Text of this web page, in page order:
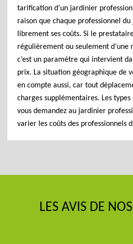
tarification d‘un jardinier
raison que chaque professionnel
librement ses coûts. Si le
régulièrement ou seulement d’une
c’est un paramètre qui intervient
prix. La situation géographique de
en compte aussi, car tout
charges supplémentaires. Les
vous demandez au jardinier
varier les coûts des professionnels
LES AVIS DE